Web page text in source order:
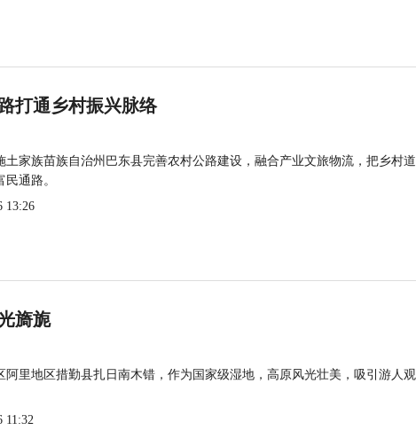
打通乡村振兴脉络
土家族苗族自治州巴东县完善农村公路建设，融合产业文旅物流，把乡村
通路。
13:26
旖旎
阿里地区措勤县扎日南木错，作为国家级湿地，高原风光壮美，吸引游人观
11:32